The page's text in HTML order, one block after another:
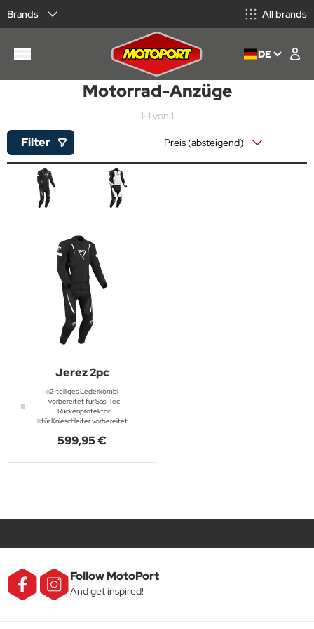
Brands All brands
DE
Motorrad-Anzüge
1-1 von 1
Filter
Jerez 2pc
2-teiliges Lederkombi
vorbereitet für Sas-Tec
Rückenprotektor
für Knieschleifer vorbereitet
599,95 €
Follow MotoPort
And get inspired!